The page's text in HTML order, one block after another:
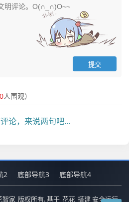
人围观）
论，来说两句吧...
2 底部导航3 底部导航4
智家 版权所有. 基于 花花 搭建 安全运行